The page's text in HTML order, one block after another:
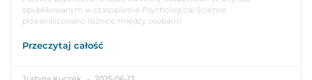
opublikowanym w czasopiśmie Psychological Science
przeanalizowano różnice między osobami
Przeczytaj całość